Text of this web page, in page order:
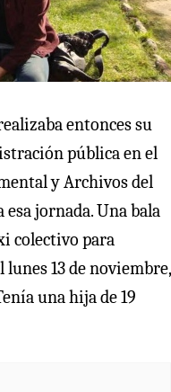
entonces su
pública en el
y Archivos del
jornada. Una bala
colectivo para
13 de noviembre,
una hija de 19